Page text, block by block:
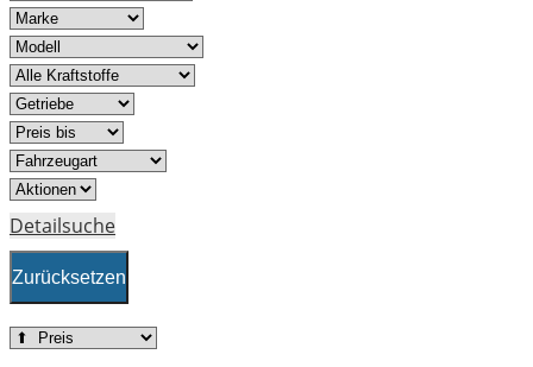
Detailsuche
Zurücksetzen